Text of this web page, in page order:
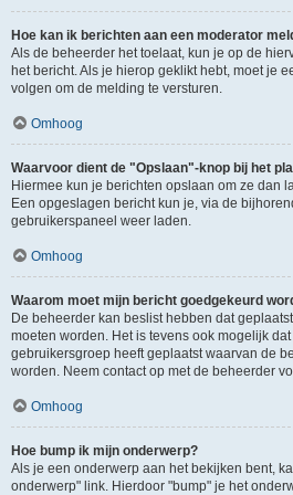
Hoe kan ik berichten aan een moderator
Als de beheerder het toelaat, kun je op de
het bericht. Als je hierop geklikt hebt, moet je
volgen om de melding te versturen.
Omhoog
Waarvoor dient de "Opslaan"-knop bij het
Hiermee kun je berichten opslaan om ze dan
Een opgeslagen bericht kun je, via de
gebruikerspaneel weer laden.
Omhoog
Waarom moet mijn bericht goedgekeurd
De beheerder kan beslist hebben dat
moeten worden. Het is tevens ook mogelijk
gebruikersgroep heeft geplaatst waarvan de
worden. Neem contact op met de beheerder
Omhoog
Hoe bump ik mijn onderwerp?
Als je een onderwerp aan het bekijken bent,
onderwerp" link. Hierdoor "bump" je het